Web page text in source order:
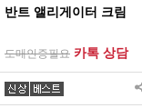
반트 앨리게이터 크림
도매인증필요 카톡 상담